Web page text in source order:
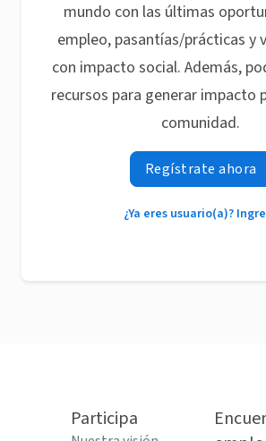
mundo con las últimas
empleo, pasantías/prácticas y
con impacto social. Además,
recursos para generar impacto
comunidad.
Regístrate ahora
¿Ya eres usuario(a)?
Participa